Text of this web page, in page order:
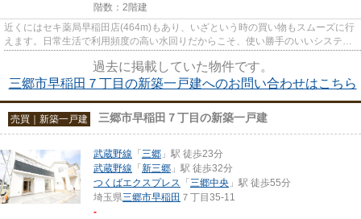
階数：2階建
近くにはセキ薬局早稲田店(464m)もあり、いざという時の買い物もスムーズに行
えます。日常生活で利用頻度の高い水回りだからこそ、使い勝手のいいシステム
過去に掲載していた物件です。
三郷市早稲田７丁目の新築一戸建へのお問い合わせはこちら
売買｜新築一戸建 三郷市早稲田７丁目の新築一戸建
武蔵野線 「 三郷 」駅 徒歩23分
武蔵野線 「 新三郷 」駅 徒歩32分
つくばエクスプレス 「 三郷中央 」駅 徒歩55分
埼玉県三郷市早稲田 ７丁目35-11
-